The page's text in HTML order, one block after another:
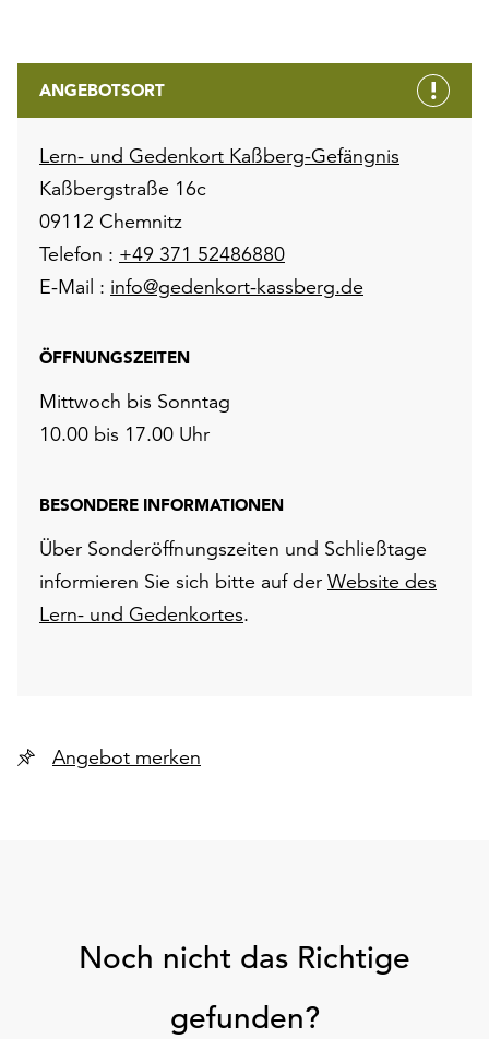
ANGEBOTSORT
Lern- und Gedenkort Kaßberg-Gefängnis
Kaßbergstraße 16c
09112 Chemnitz
Telefon : +49 371 52486880
E-Mail : info@gedenkort-kassberg.de
ÖFFNUNGSZEITEN
Mittwoch bis Sonntag
10.00 bis 17.00 Uhr
BESONDERE INFORMATIONEN
Über Sonderöffnungszeiten und Schließtage
informieren Sie sich bitte auf der Website des
Lern- und Gedenkortes.
Angebot merken
Noch nicht das Richtige
gefunden?